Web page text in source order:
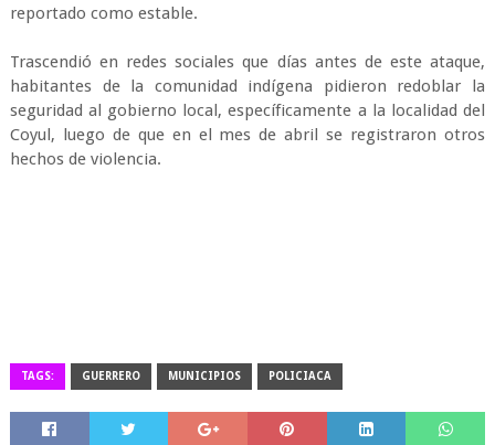
reportado como estable.
Trascendió en redes sociales que días antes de este ataque,
habitantes de la comunidad indígena pidieron redoblar la
seguridad al gobierno local, específicamente a la localidad del
Coyul, luego de que en el mes de abril se registraron otros
hechos de violencia.
TAGS: GUERRERO MUNICIPIOS POLICIACA